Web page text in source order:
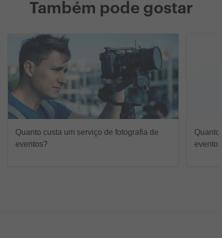
Também pode gostar
Quanto custa um serviço de fotografia de
eventos?